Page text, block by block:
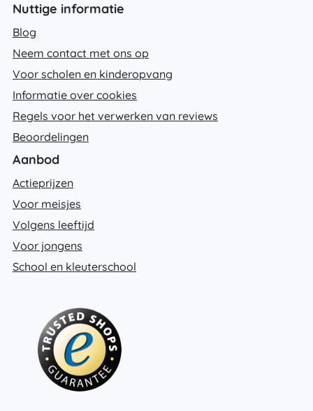
Nuttige informatie
Blog
Neem contact met ons op
Voor scholen en kinderopvang
Informatie over cookies
Regels voor het verwerken van reviews
Beoordelingen
Aanbod
Actieprijzen
Voor meisjes
Volgens leeftijd
Voor jongens
School en kleuterschool